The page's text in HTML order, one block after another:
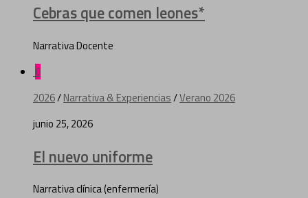
Cebras que comen leones*
Narrativa Docente
0
2026/Narrativa & Experiencias/Verano 2026
junio 25, 2026
El nuevo uniforme
Narrativa clínica (enfermería)